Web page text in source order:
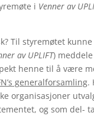
i Venner av
Til styremøtet kunne
av UPLIFT) meddele
henne til å være
generalforsamling.
organisasjoner
og som del-